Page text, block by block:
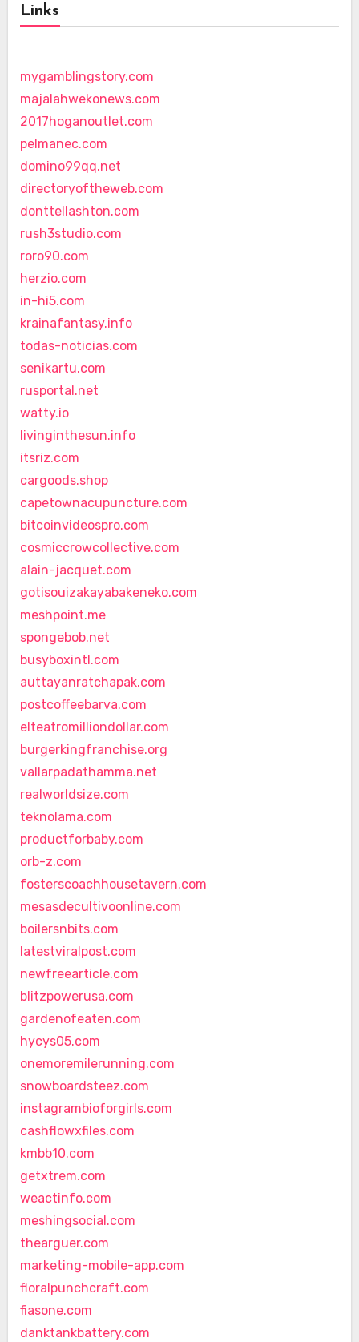
Links
mygamblingstory.com
majalahwekonews.com
2017hoganoutlet.com
pelmanec.com
domino99qq.net
directoryoftheweb.com
donttellashton.com
rush3studio.com
roro90.com
herzio.com
in-hi5.com
krainafantasy.info
todas-noticias.com
senikartu.com
rusportal.net
watty.io
livinginthesun.info
itsriz.com
cargoods.shop
capetownacupuncture.com
bitcoinvideospro.com
cosmiccrowcollective.com
alain-jacquet.com
gotisouizakayabakeneko.com
meshpoint.me
spongebob.net
busyboxintl.com
auttayanratchapak.com
postcoffeebarva.com
elteatromilliondollar.com
burgerkingfranchise.org
vallarpadathamma.net
realworldsize.com
teknolama.com
productforbaby.com
orb-z.com
fosterscoachhousetavern.com
mesasdecultivoonline.com
boilersnbits.com
latestviralpost.com
newfreearticle.com
blitzpowerusa.com
gardenofeaten.com
hycys05.com
onemoremilerunning.com
snowboardsteez.com
instagrambioforgirls.com
cashflowxfiles.com
kmbb10.com
getxtrem.com
weactinfo.com
meshingsocial.com
thearguer.com
marketing-mobile-app.com
floralpunchcraft.com
fiasone.com
danktankbattery.com